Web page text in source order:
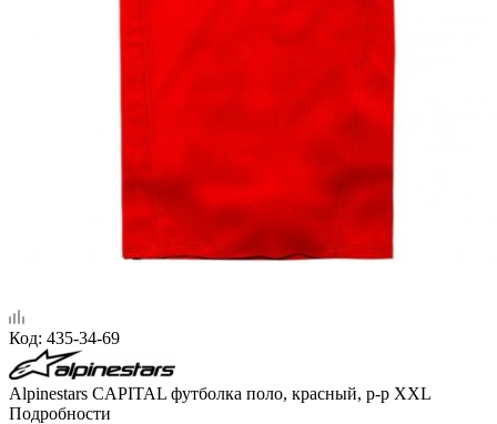
Код: 435-34-69
Alpinestars CAPITAL футболка поло, красный, р-р XXL
Подробности